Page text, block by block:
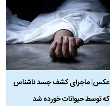
عکس| ماجرای کشف جسد ناشناس
که توسط حیوانات خورده شد